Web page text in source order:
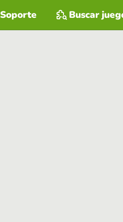
Soporte Buscar